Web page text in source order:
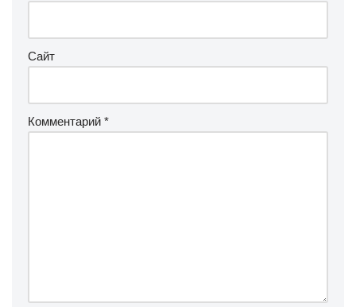
Сайт
Комментарий *